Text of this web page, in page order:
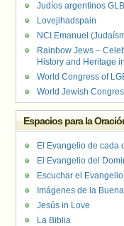
Judíos argentinos
Lovejihadspain
NCI Emanuel
Rainbow Jews –
History and Heritage
World Congress of
World Jewish
Espacios para la
El Evangelio de cada
El Evangelio del
Escuchar el
Imágenes de la
Jesús in Love
La Biblia